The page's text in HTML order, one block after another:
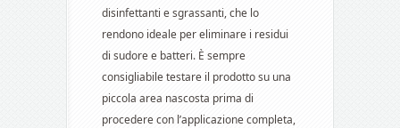
disinfettanti e sgrassanti, che lo
rendono ideale per eliminare i residui
di sudore e batteri. È sempre
consigliabile testare il prodotto su una
piccola area nascosta prima di
procedere con l’applicazione completa,